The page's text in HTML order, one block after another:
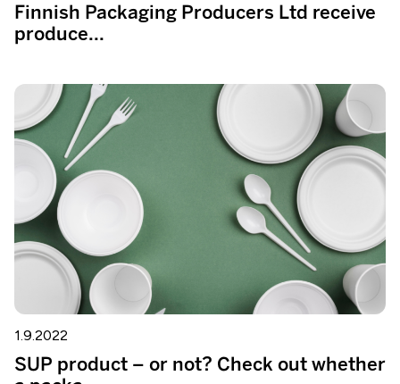
Finnish Packaging Producers Ltd receive
produce...
1.9.2022
SUP product – or not? Check out whether